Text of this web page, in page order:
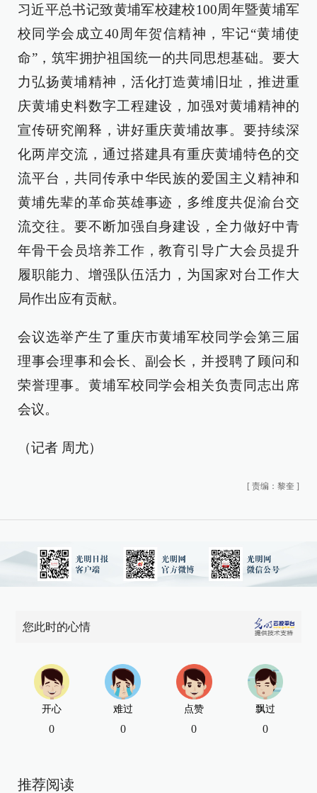
习近平总书记致黄埔军校建校100周年暨黄埔军
校同学会成立40周年贺信精神，牢记“黄埔使
命”，筑牢拥护祖国统一的共同思想基础。要大
力弘扬黄埔精神，活化打造黄埔旧址，推进重
庆黄埔史料数字工程建设，加强对黄埔精神的
宣传研究阐释，讲好重庆黄埔故事。要持续深
化两岸交流，通过搭建具有重庆黄埔特色的交
流平台，共同传承中华民族的爱国主义精神和
黄埔先辈的革命英雄事迹，多维度共促渝台交
流交往。要不断加强自身建设，全力做好中青
年骨干会员培养工作，教育引导广大会员提升
履职能力、增强队伍活力，为国家对台工作大
局作出应有贡献。
会议选举产生了重庆市黄埔军校同学会第三届
理事会理事和会长、副会长，并授聘了顾问和
荣誉理事。黄埔军校同学会相关负责同志出席
会议。
（记者 周尤）
[ 责编：黎奎 ]
您此时的心情
开心
0
难过
0
点赞
0
飘过
0
推荐阅读